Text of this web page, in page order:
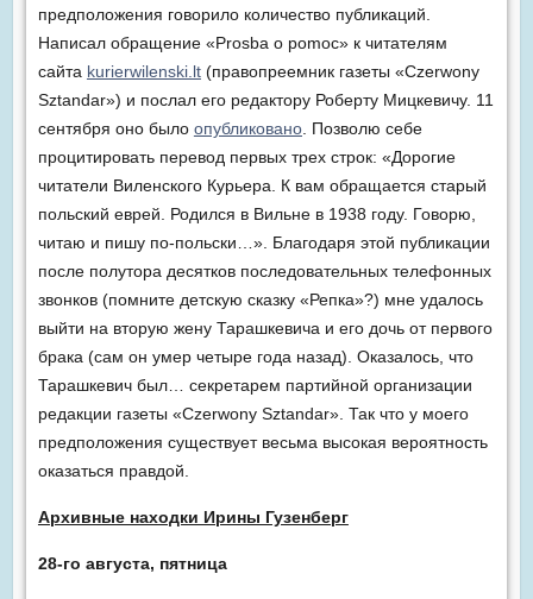
предположения говорило количество публикаций.
Написал обращение «Prosba o pomoc» к читателям
сайта kurierwilenski.lt(правопреемник газеты «Czerwony
Sztandar») и послал его редактору Роберту Мицкевичу. 11
сентября оно было опубликовано. Позволю себе
процитировать перевод первых трех строк: «Дорогие
читатели Виленского Курьера. К вам обращается старый
польский еврей. Родился в Вильне в 1938 году. Говорю,
читаю и пишу по-польски…». Благодаря этой публикации
после полутора десятков последовательных телефонных
звонков (помните детскую сказку «Репка»?) мне удалось
выйти на вторую жену Тарашкевича и его дочь от первого
брака (сам он умер четыре года назад). Оказалось, что
Тарашкевич был… секретарем партийной организации
редакции газеты «Czerwony Sztandar». Так что у моего
предположения существует весьма высокая вероятность
оказаться правдой.
Архивные находки Ирины Гузенберг
28-го августа, пятница